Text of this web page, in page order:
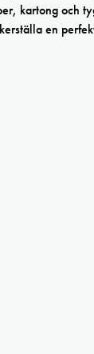
kartong och
en